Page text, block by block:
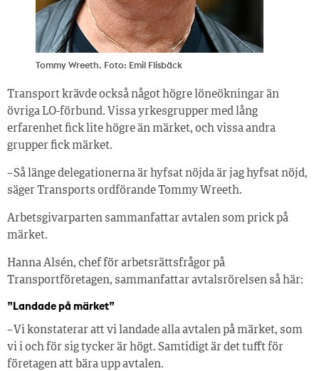
Tommy Wreeth. Foto: Emil Flisbäck
Transport krävde också något högre löneökningar än
övriga LO-förbund. Vissa yrkesgrupper med lång
erfarenhet fick lite högre än märket, och vissa andra
grupper fick märket.
– Så länge delegationerna är hyfsat nöjda är jag hyfsat nöjd,
säger Transports ordförande Tommy Wreeth.
Arbetsgivarparten sammanfattar avtalen som prick på
märket.
Hanna Alsén, chef för arbetsrättsfrågor på
Transportföretagen, sammanfattar avtalsrörelsen så här:
”Landade på märket”
– Vi konstaterar att vi landade alla avtalen på märket, som
vi i och för sig tycker är högt. Samtidigt är det tufft för
företagen att bära upp avtalen.